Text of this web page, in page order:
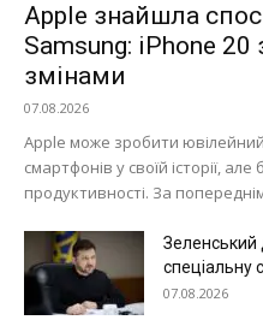
Apple знайшла
Samsung: iPhone
змінами
07.08.2026
Apple може зробити
смартфонів у своїй історії,
продуктивності. За
Зеленський
спеціальну
07.08.2026